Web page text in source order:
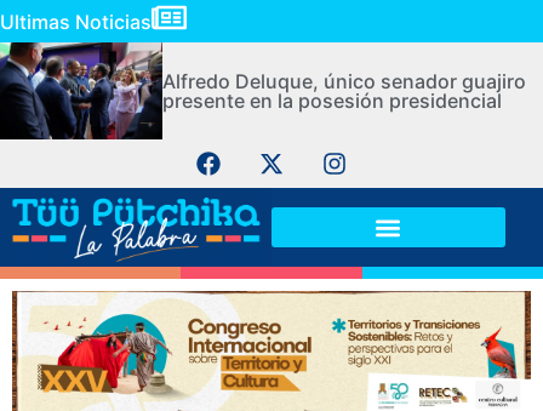
Ultimas Noticias
Alfredo Deluque, único senador guajiro
presente en la posesión presidencial